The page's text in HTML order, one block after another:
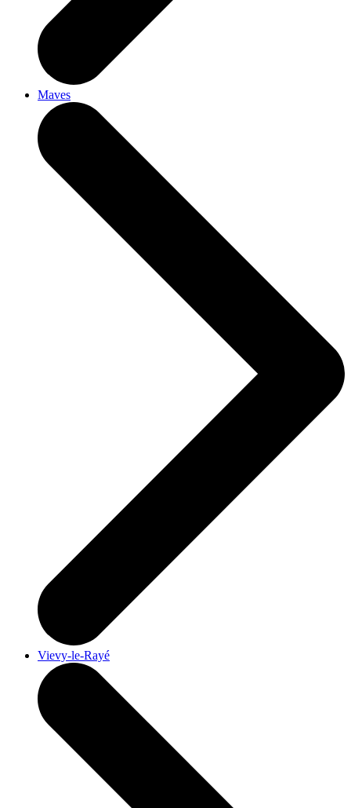
Maves
Vievy-le-Rayé